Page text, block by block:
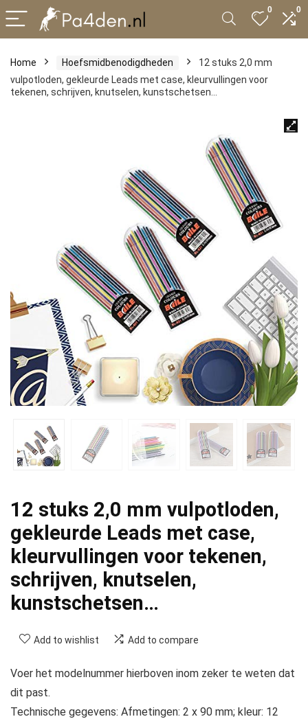
0 0
Home Hoefsmidbenodigdheden
12 stuks 2,0 mm
vulpotloden, gekleurde Leads met case, kleurvullingen voor
tekenen, schrijven, knutselen, kunstschetsen…
12 stuks 2,0 mm vulpotloden,
gekleurde Leads met case,
kleurvullingen voor tekenen,
schrijven, knutselen,
kunstschetsen…
Add to wishlist Add to compare
Voer het modelnummer hierboven inom zeker te weten dat
dit past.
Technische gegevens: Afmetingen: 2 x 90 mm; kleur: 12